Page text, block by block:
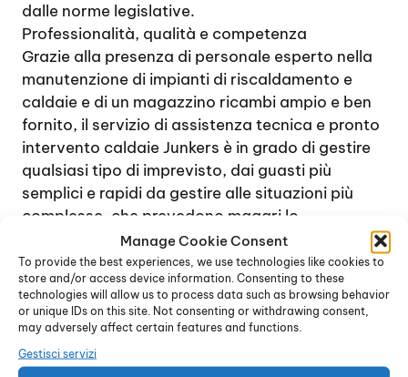
Manage Cookie Consent
To provide the best experiences, we use technologies like cookies to
store and/or access device information. Consenting to these
technologies will allow us to process data such as browsing behavior
or unique IDs on this site. Not consenting or withdrawing consent,
may adversely affect certain features and functions.
Gestisci servizi
dalle norme legislative.
Professionalità, qualità e competenza
Grazie alla presenza di personale esperto nella
manutenzione di impianti di riscaldamento e
caldaie e di un magazzino ricambi ampio e ben
fornito, il servizio di assistenza tecnica e pronto
intervento caldaie Junkers è in grado di gestire
qualsiasi tipo di imprevisto, dai guasti più
semplici e rapidi da gestire alle situazioni più
complesse, che prevedono magari lo
smontaggio completo della caldaia e la
sostituzione di una o più parti interne.
Contattando il centro di assistenza tecnica, è
possibile ricevere immediatamente una
consulenza specifica e accordarsi per un
sopralluogo, al fine di verificare l’entità e la